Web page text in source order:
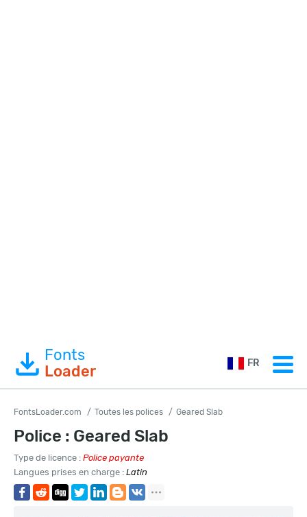
Fonts
Loader
FR
FontsLoader.com Toutes les polices Geared Slab
Police : Geared Slab
Type de licence : Police payante
Langues prises en charge : Latin